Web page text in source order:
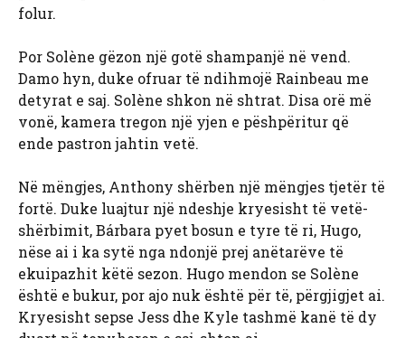
folur.
Por Solène gëzon një gotë shampanjë në vend.
Damo hyn, duke ofruar të ndihmojë Rainbeau me
detyrat e saj. Solène shkon në shtrat. Disa orë më
vonë, kamera tregon një yjen e pëshpëritur që
ende pastron jahtin vetë.
Në mëngjes, Anthony shërben një mëngjes tjetër të
fortë. Duke luajtur një ndeshje kryesisht të vetë-
shërbimit, Bárbara pyet bosun e tyre të ri, Hugo,
nëse ai i ka sytë nga ndonjë prej anëtarëve të
ekuipazhit këtë sezon. Hugo mendon se Solène
është e bukur, por ajo nuk është për të, përgjigjet ai.
Kryesisht sepse Jess dhe Kyle tashmë kanë të dy